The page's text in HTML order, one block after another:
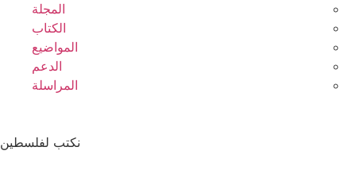
المجلة
الكتاب
المواضيع
الدعم
المراسلة
نكتب لفلسطين